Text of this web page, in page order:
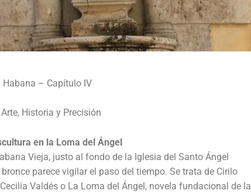
Habana – Capítulo IV
Historia y Precisión
en la Loma del Ángel
Vieja, justo al fondo de la Iglesia del Santo Ángel
parece vigilar el paso del tiempo. Se trata de Cirilo
Valdés o La Loma del Ángel, novela fundacional de la